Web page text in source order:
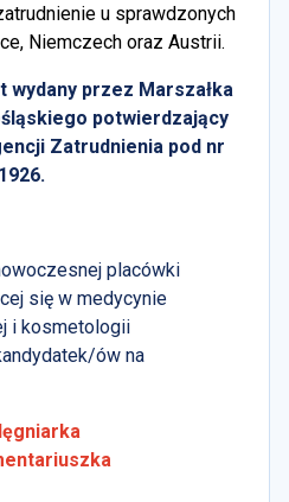
u sprawdzonych
Niemczech oraz Austrii.
wydany przez Marszałka
potwierdzający
Zatrudnienia pod nr
1926.
placówki
się w medycynie
i kosmetologii
ów na